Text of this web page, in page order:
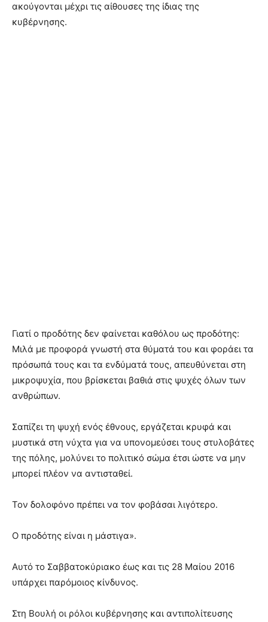
ακούγονται μέχρι τις αίθουσες της ίδιας της
κυβέρνησης.
Γιατί ο προδότης δεν φαίνεται καθόλου ως προδότης:
Μιλά με προφορά γνωστή στα θύματά του και φοράει τα
πρόσωπά τους και τα ενδύματά τους, απευθύνεται στη
μικροψυχία, που βρίσκεται βαθιά στις ψυχές όλων των
ανθρώπων.
Σαπίζει τη ψυχή ενός έθνους, εργάζεται κρυφά και
μυστικά στη νύχτα για να υπονομεύσει τους στυλοβάτες
της πόλης, μολύνει το πολιτικό σώμα έτσι ώστε να μην
μπορεί πλέον να αντισταθεί.
Τον δολοφόνο πρέπει να τον φοβάσαι λιγότερο.
Ο προδότης είναι η μάστιγα».
Αυτό το Σαββατοκύριακο έως και τις 28 Μαίου 2016
υπάρχει παρόμοιος κίνδυνος.
Στη Βουλή οι ρόλοι κυβέρνησης και αντιπολίτευσης